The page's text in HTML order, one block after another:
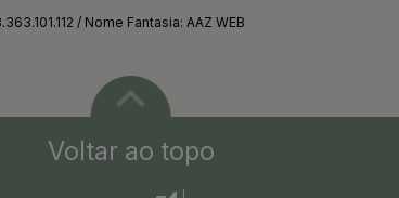
/ Nome Fantasia: AAZ WEB
Voltar ao topo